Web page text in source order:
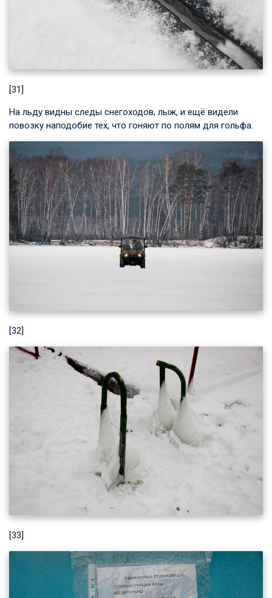
[31]
На льду видны следы снегоходов, лыж, и ещё видели
повозку наподобие тех, что гоняют по полям для гольфа.
[32]
[33]